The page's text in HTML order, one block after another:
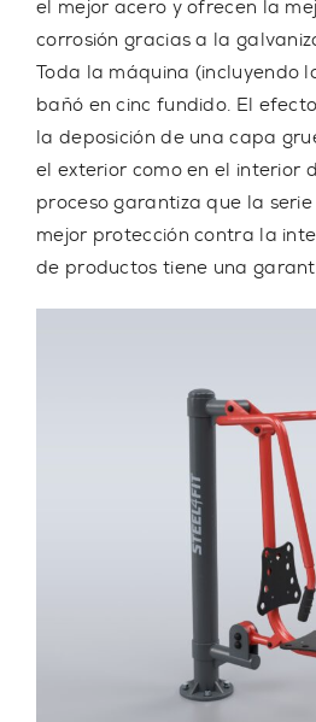
el mejor acero y ofrecen la
corrosión gracias a la
Toda la máquina (incluyendo
bañó en cinc fundido. El
la deposición de una capa
el exterior como en el interior
proceso garantiza que la
mejor protección contra la
de productos tiene una